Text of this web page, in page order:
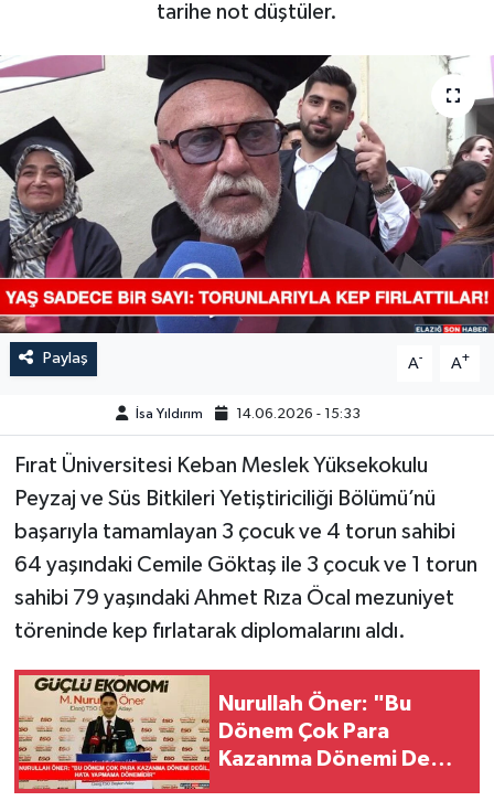
tarihe not düştüler.
Paylaş A- A+
İsa Yıldırım 14.06.2026 - 15:33
Fırat Üniversitesi Keban Meslek Yüksekokulu
Peyzaj ve Süs Bitkileri Yetiştiriciliği Bölümü’nü
başarıyla tamamlayan 3 çocuk ve 4 torun sahibi
64 yaşındaki Cemile Göktaş ile 3 çocuk ve 1 torun
sahibi 79 yaşındaki Ahmet Rıza Öcal mezuniyet
töreninde kep fırlatarak diplomalarını aldı.
Nurullah Öner: "Bu
Dönem Çok Para
Kazanma Dönemi Değil,
HABERDE İNSAN
KÜLTÜR-SANAT
MAGAZİN
MEDYA
ÖZEL HABER
SAĞLIK
SİYASET
SPOR
TEKNOLOJİ